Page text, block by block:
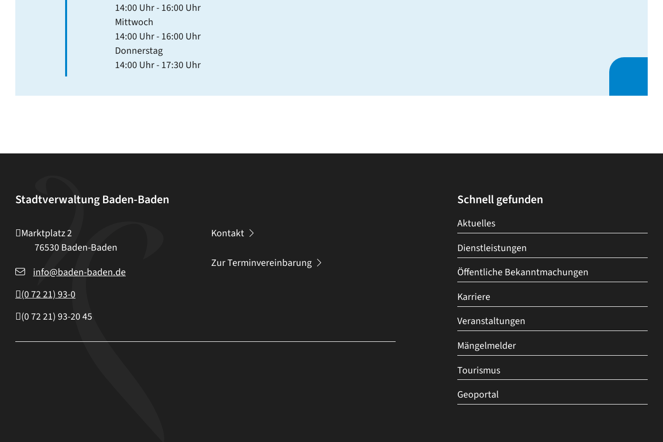
14:00 Uhr-16:00 Uhr
Mittwoch
14:00 Uhr-16:00 Uhr
Donnerstag
14:00 Uhr-17:30 Uhr
Stadtverwaltung Baden-Baden
Marktplatz 2
76530 Baden-Baden
info@baden-baden.de
(07221) 93-0
(0 7221) 93-2045
Kontakt
Zur Terminvereinbarung
Schnell gefunden
Aktuelles
Dienstleistungen
Öffentliche Bekanntmachungen
Karriere
Veranstaltungen
Mängelmelder
Tourismus
Geoportal